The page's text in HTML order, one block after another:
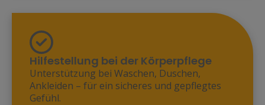
Hilfestellung bei der Körperpflege
Unterstützung bei Waschen, Duschen,
Ankleiden – für ein sicheres und gepflegtes
Gefühl.